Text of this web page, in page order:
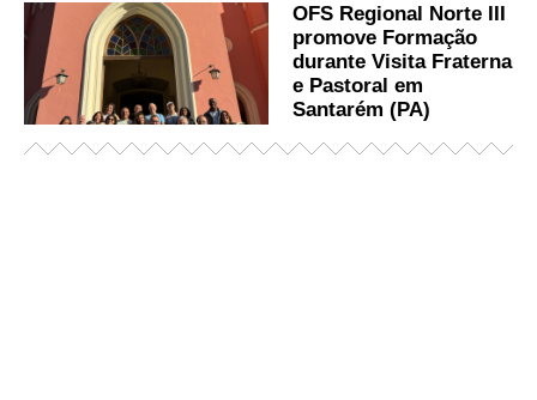
OFS Regional Norte III
promove Formação
durante Visita Fraterna
e Pastoral em
Santarém (PA)